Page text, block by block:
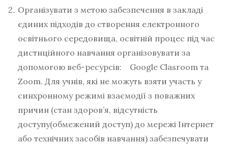
Організувати з метою забезпечення в закладі
єдиних підходів до створення електронного
освітнього середовища, освітній процес під час
дистнційного навчання організовувати за
допомогою веб-ресурсів: Google Clasroom та
Zoom. Для учнів, які не можуть взяти участь у
синхронному режимі взаємодії з поважних
причин (стан здоров’я, відсутність
доступу(обмежений доступ) до мережі Інтернет
або технічних засобів навчання) забезпечувати